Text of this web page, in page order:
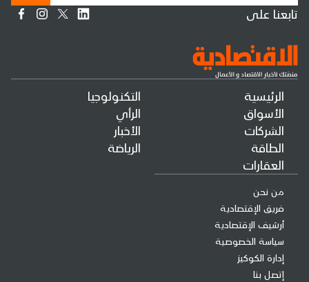
الرئيسية
الأسواق
الشركات
الطاقة
العقارات
التكنولوجيا
الرأي
الأخبار
الرياضة
من نحن
فريق الإقتصادية
أرشيف الإقتصادية
سياسة الخصوصية
إدارة الكوكيز
إتصل بنا
تابعنا على